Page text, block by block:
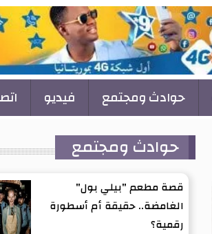
حوادث ومجتمع فيديو
حوادث ومجتمع
قصة مطعم "بيلي بول"
الغامضة.. حقيقة أم أسطورة
رقمية؟